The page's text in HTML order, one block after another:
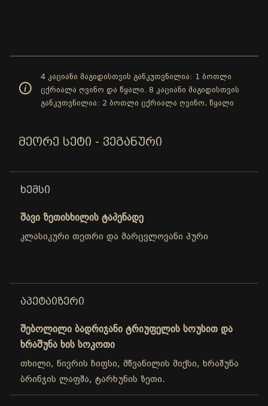
4 კაციანი მაგიდისთვის განკუთვნილია: 1 ბოთლი
ცქრიალა ღვინო და წყალი. 8 კაციანი მაგიდისთვის
განკუთვნილია: 2 ბოთლი ცქრიალა ღვინო, წყალი
ᲛᲔᲝᲠᲔ ᲡᲔᲢᲘ - ᲕᲔᲒᲐᲜᲣᲠᲘ
ᲮᲔᲛᲡᲘ
შავი ზეთისხილის ტაპენადე
კლასიკური თეთრი და მარცვლოვანი პური
ᲐᲞᲔᲢᲐᲘᲖᲔᲠᲘ
შებოლილი ბადრიჯანი ტრიუფელის სოუსით და
ხრაშუნა ხის სოკოთი
თხილი, ნივრის ჩიფსი, მწვანილის მიქსი, ხრაშუნა
ბრინჯის ლაფშა, ტარხუნის ზეთი.